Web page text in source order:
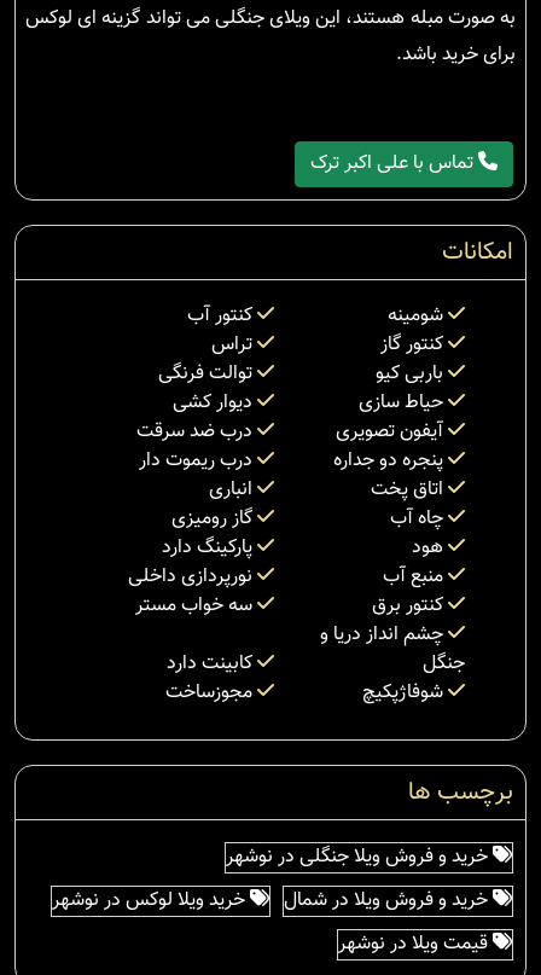
به صورت مبله هستند، این ویلای جنگلی می تواند گزینه ای لوکس
برای خرید باشد.
تماس با علی اکبر ترک
امکانات
شومینه
کنتور آب
کنتور گاز
تراس
باربی کیو
توالت فرنگی
حیاط سازی
دیوار کشی
آیفون تصویری
درب ضد سرقت
پنجره دو جداره
درب ریموت دار
اتاق پخت
انباری
چاه آب
گاز رومیزی
هود
پارکینگ دارد
منبع آب
نورپردازی داخلی
کنتور برق
سه خواب مستر
چشم انداز دریا و
جنگل
کابینت دارد
شوفاژپکیچ
مجوزساخت
برچسب ها
خرید و فروش ویلا جنگلی در نوشهر
خرید و فروش ویلا در شمال
خرید ویلا لوکس در نوشهر
قیمت ویلا در نوشهر